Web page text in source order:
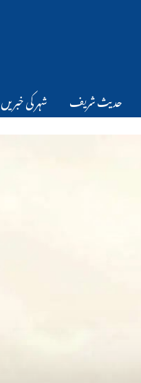
حدیث شریف شہر کی خبریں